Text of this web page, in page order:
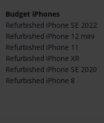
Budget iPhones
Refurbished iPhone SE 2022
Refurbished iPhone 12 mini
Refurbished iPhone 11
Refurbished iPhone XR
Refurbished iPhone SE 2020
Refurbished iPhone 8